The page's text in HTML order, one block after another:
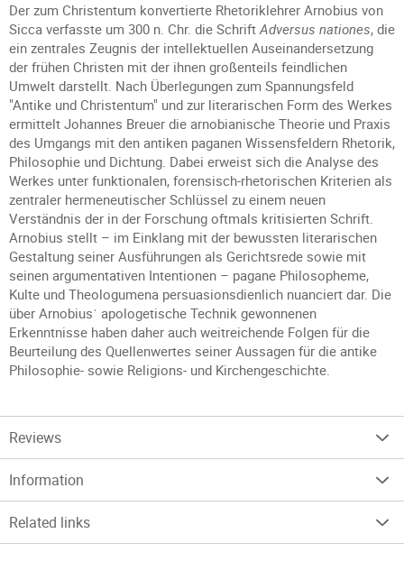
Der zum Christentum konvertierte Rhetoriklehrer Arnobius von
Sicca verfasste um 300 n. Chr. die SchriftAdversus nationes, die
ein zentrales Zeugnis der intellektuellen Auseinandersetzung
der frühen Christen mit der ihnen großenteils feindlichen
Umwelt darstellt. Nach Überlegungen zum Spannungsfeld
"Antike und Christentum" und zur literarischen Form des Werkes
ermittelt Johannes Breuer die arnobianische Theorie und Praxis
des Umgangs mit den antiken paganen Wissensfeldern Rhetorik,
Philosophie und Dichtung. Dabei erweist sich die Analyse des
Werkes unter funktionalen, forensisch-rhetorischen Kriterien als
zentraler hermeneutischer Schlüssel zu einem neuen
Verständnis der in der Forschung oftmals kritisierten Schrift.
Arnobius stellt – im Einklang mit der bewussten literarischen
Gestaltung seiner Ausführungen als Gerichtsrede sowie mit
seinen argumentativen Intentionen – pagane Philosopheme,
Kulte und Theologumena persuasionsdienlich nuanciert dar. Die
über Arnobiusˈ apologetische Technik gewonnenen
Erkenntnisse haben daher auch weitreichende Folgen für die
Beurteilung des Quellenwertes seiner Aussagen für die antike
Philosophie- sowie Religions- und Kirchengeschichte.
Reviews
Information
Related links